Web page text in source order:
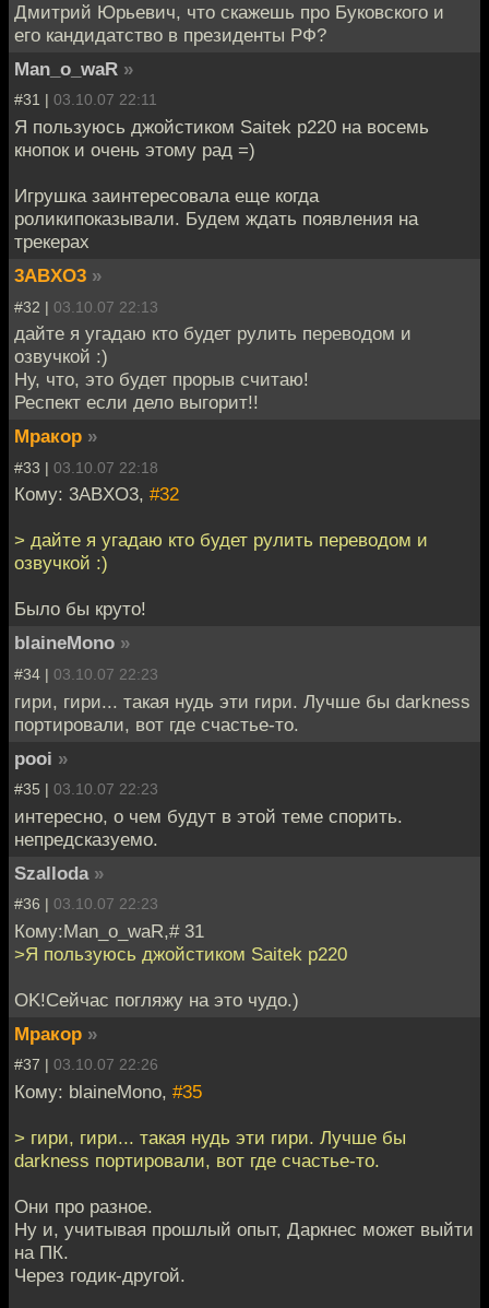
Дмитрий Юрьевич, что скажешь про Буковского и
его кандидатство в президенты РФ?
Man_o_waR »
#31 | 03.10.07 22:11
Я пользуюсь джойстиком Saitek p220 на восемь
кнопок и очень этому рад =)
Игрушка заинтересовала еще когда
роликипоказывали. Будем ждать появления на
трекерах
3ABXO3 »
#32 | 03.10.07 22:13
дайте я угадаю кто будет рулить переводом и
озвучкой :)
Ну, что, это будет прорыв считаю!
Респект если дело выгорит!!
Мракор »
#33 | 03.10.07 22:18
Кому: 3ABXO3, #32
> дайте я угадаю кто будет рулить переводом и
озвучкой :)
Было бы круто!
blaineMono »
#34 | 03.10.07 22:23
гири, гири... такая нудь эти гири. Лучше бы darkness
портировали, вот где счастье-то.
pooi »
#35 | 03.10.07 22:23
интересно, о чем будут в этой теме спорить.
непредсказуемо.
Szalloda »
#36 | 03.10.07 22:23
Кому:Man_o_waR,# 31
>Я пользуюсь джойстиком Saitek p220
OK!Сейчас погляжу на это чудо.)
Мракор »
#37 | 03.10.07 22:26
Кому: blaineMono, #35
> гири, гири... такая нудь эти гири. Лучше бы
darkness портировали, вот где счастье-то.
Они про разное.
Ну и, учитывая прошлый опыт, Даркнес может выйти
на ПК.
Через годик-другой.